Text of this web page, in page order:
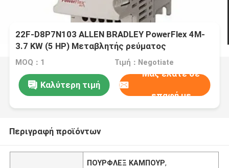
22F-D8P7N103 ALLEN BRADLEY PowerFlex 4M-
3.7 KW (5 HP) Μεταβλητής ρεύματος
MOQ：1 Τιμή：Negotiate
Καλύτερη τιμή
Μας ελάτε σε
επαφή με
Περιγραφή προϊόντων
ΠΟΥΡΦΛΕΞ ΚΑΜΠΟΥΡ,